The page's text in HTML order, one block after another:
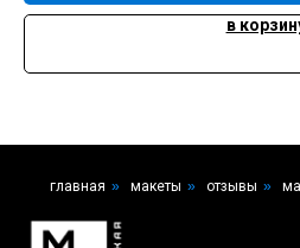
в
главная » макеты » отзывы »